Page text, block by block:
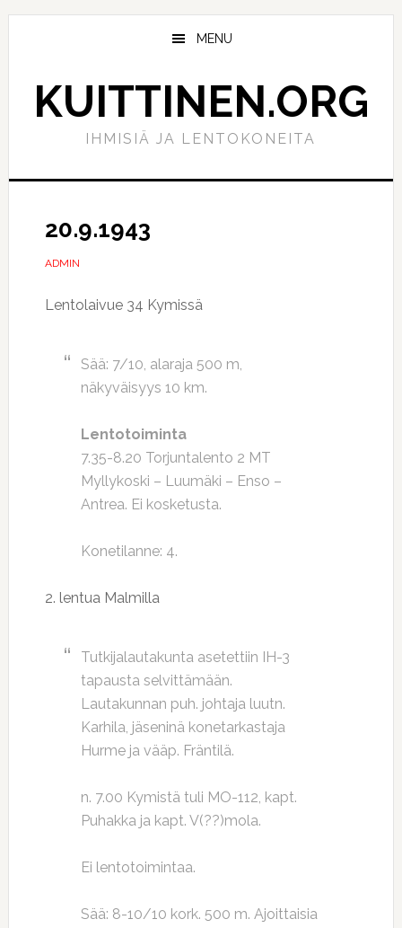
Hyppää
Hyppää
MENU
KUITTINEN.ORG
IHMISIÄ JA LENTOKONEITA
20.9.1943
ADMIN
Lentolaivue 34 Kymissä
Sää: 7/10, alaraja 500 m,
näkyväisyys 10 km.
Lentotoiminta
7.35-8.20 Torjuntalento 2 MT
Myllykoski – Luumäki – Enso –
Antrea. Ei kosketusta.
Konetilanne: 4.
2. lentua Malmilla
Tutkijalautakunta asetettiin IH-3
tapausta selvittämään.
Lautakunnan puh. johtaja luutn.
Karhila, jäseninä konetarkastaja
Hurme ja vääp. Fräntilä.
n. 7.00 Kymistä tuli MO-112, kapt.
Puhakka ja kapt. V(??)mola.
Ei lentotoimintaa.
Sää: 8-10/10 kork. 500 m. Ajoittaisia